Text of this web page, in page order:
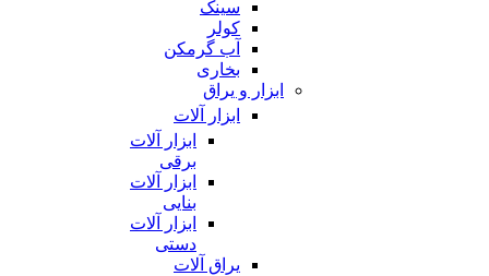
سینک
کولر
آب گرمکن
بخاری
ابزار و یراق
ابزار آلات
ابزار آلات
برقی
ابزار آلات
بنایی
ابزار آلات
دستی
یراق آلات